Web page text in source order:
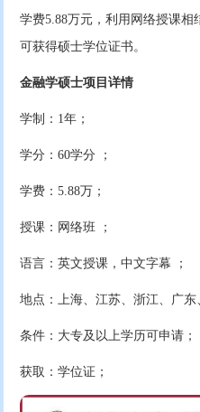
学费5.88万元，利用网络授课相
可获得硕士学位证书。
金融学硕士项目详情
学制：1年；
学分：60学分 ；
学费：5.88万；
授课：网络班 ；
语言：英文授课，中文字幕 ；
地点：上海、江苏、浙江、广东
条件：大专及以上学历可申请；
获取：学位证；